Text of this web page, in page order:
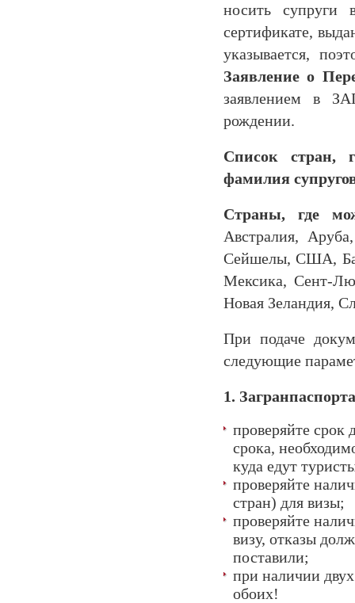
носить супруги
сертификате,
указывается,
Заявление о
заявлением в
рождении.
Список стран,
фамилия
Страны, где
Австралия,
Сейшелы, США,
Мексика, Сент-
Новая Зеландия,
При подаче
следующие
1.
проверяйте срок
срока,
куда едут
проверяйте
стран) для визы;
проверяйте
визу, отказы
поставили;
при наличии
обоих!